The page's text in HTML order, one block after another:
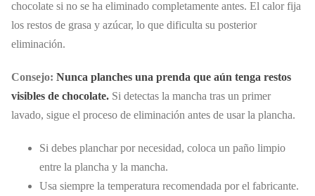
chocolate si no se ha eliminado completamente antes. El calor fija
los restos de grasa y azúcar, lo que dificulta su posterior
eliminación.
Consejo: Nunca planches una prenda que aún tenga restos
visibles de chocolate. Si detectas la mancha tras un primer
lavado, sigue el proceso de eliminación antes de usar la plancha.
Si debes planchar por necesidad, coloca un paño limpio
entre la plancha y la mancha.
Usa siempre la temperatura recomendada por el fabricante.